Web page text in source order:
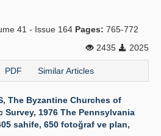
41 - Issue 164 Pages: 765-772
2435
2025
PDF Similar Articles
The Byzantine Churches of
Survey, 1976 The Pennsylvania
sahife, 650 fotoğraf ve plan,